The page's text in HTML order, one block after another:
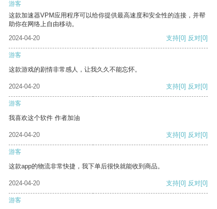
游客
这款加速器VPM应用程序可以给你提供最高速度和安全性的连接，并帮
助你在网络上自由移动。
2024-04-20
支持[0] 反对[0]
游客
这款游戏的剧情非常感人，让我久久不能忘怀。
2024-04-20 支持[0] 反对[0]
游客
我喜欢这个软件 作者加油
2024-04-20 支持[0] 反对[0]
游客
这款app的物流非常快捷，我下单后很快就能收到商品。
2024-04-20 支持[0] 反对[0]
游客